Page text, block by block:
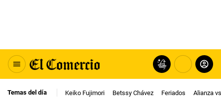
Temas del día Keiko Fujimori Betssy Chávez Feriados Alianza